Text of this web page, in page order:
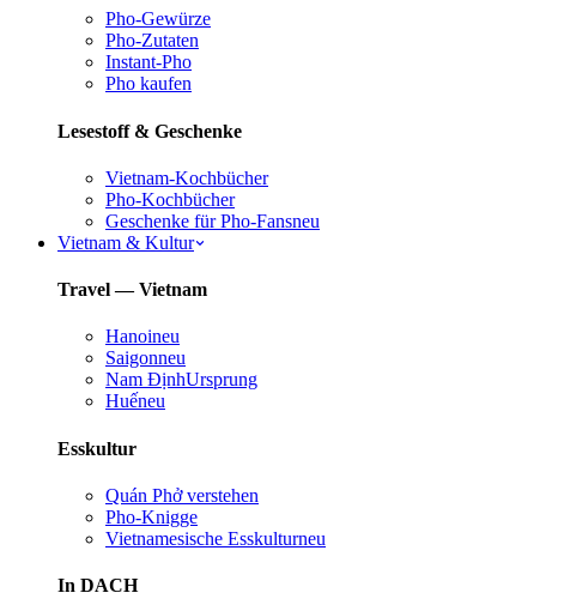
Pho-Gewürze
Pho-Zutaten
Instant-Pho
Pho kaufen
Lesestoff & Geschenke
Vietnam-Kochbücher
Pho-Kochbücher
Geschenke für Pho-Fansneu
Vietnam & Kultur
Travel — Vietnam
Hanoineu
Saigonneu
Nam ĐịnhUrsprung
Huếneu
Esskultur
Quán Phở verstehen
Pho-Knigge
Vietnamesische Esskulturneu
In DACH